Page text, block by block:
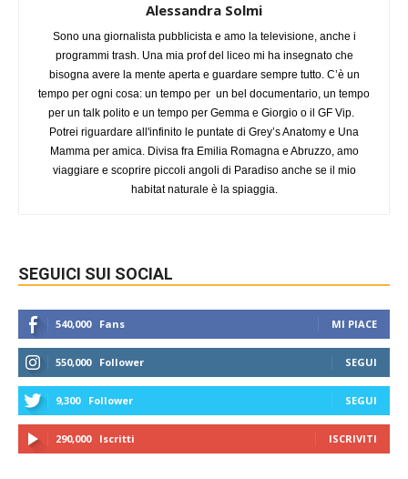
Alessandra Solmi
Sono una giornalista pubblicista e amo la televisione, anche i
programmi trash. Una mia prof del liceo mi ha insegnato che
bisogna avere la mente aperta e guardare sempre tutto. C’è un
tempo per ogni cosa: un tempo per un bel documentario, un tempo
per un talk polito e un tempo per Gemma e Giorgio o il GF Vip.
Potrei riguardare all'infinito le puntate di Grey’s Anatomy e Una
Mamma per amica. Divisa fra Emilia Romagna e Abruzzo, amo
viaggiare e scoprire piccoli angoli di Paradiso anche se il mio
habitat naturale è la spiaggia.
SEGUICI SUI SOCIAL
540,000 Fans MI PIACE
550,000 Follower SEGUI
9,300 Follower SEGUI
290,000 Iscritti ISCRIVITI